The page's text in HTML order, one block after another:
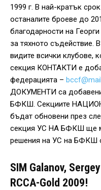
1999 г. В най-кратък
останалите броеве до
благодарности на
за тяхното
видите всички клубове,
секция КОНТАКТИ е
федерацията –
ДОКУМЕНТИ са добавени
БФКШ. Секциите
бъдат обновени през
секция УС НА БФКШ ще
решения на УС на БФКШ
SIM Galanov,
RCCA-Gold 2009!